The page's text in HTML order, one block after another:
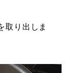
取り出しま